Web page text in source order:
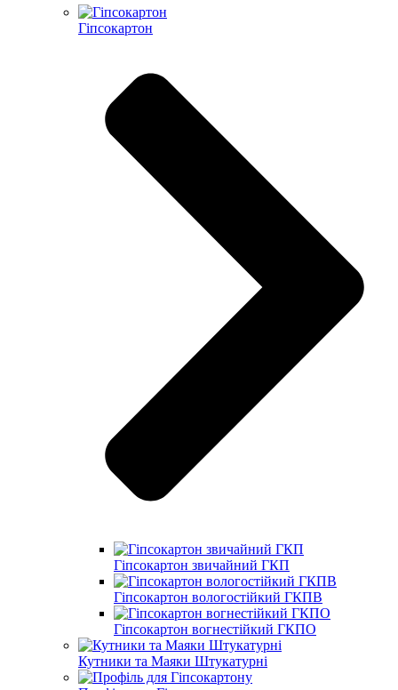
Гіпсокартон
Гіпсокартон звичайний ГКП
Гіпсокартон вологостійкий ГКПВ
Гіпсокартон вогнестійкий ГКПО
Кутники та Маяки Штукатурні